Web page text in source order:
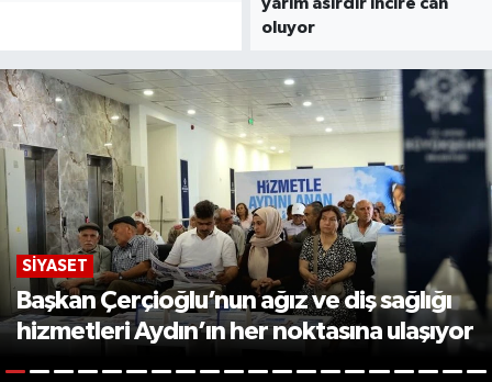
oluyor
SIYASET
Başkan Çerçioğlu’nun ağız ve diş sağlığı
hizmetleri Aydın’ın her noktasına ulaşıyor